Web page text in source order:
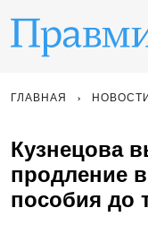
ГЛАВНАЯ НОВОСТИ
Кузнецова
продление
пособия до